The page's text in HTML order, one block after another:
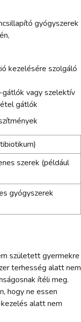
gyógyszerek
kezelésére szolgáló
vagy szelektív
gátlók
szerek (például
gyógyszerek
született gyermekre
terhesség alatt nem
ítéli meg.
hogy ne essen
alatt nem